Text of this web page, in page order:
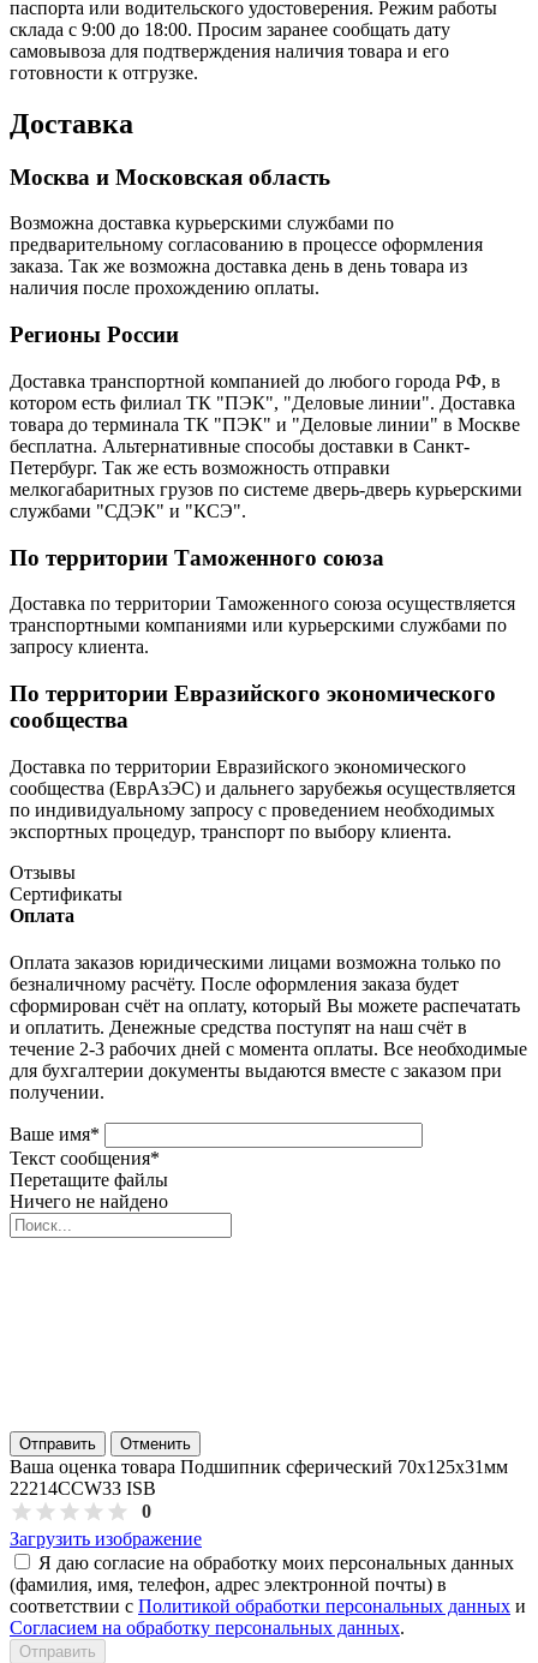
паспорта или водительского удостоверения. Режим работы
склада с 9:00 до 18:00. Просим заранее сообщать дату
самовывоза для подтверждения наличия товара и его
готовности к отгрузке.
Доставка
Москва и Московская область
Возможна доставка курьерскими службами по
предварительному согласованию в процессе оформления
заказа. Так же возможна доставка день в день товара из
наличия после прохождению оплаты.
Регионы России
Доставка транспортной компанией до любого города РФ, в
котором есть филиал ТК "ПЭК", "Деловые линии". Доставка
товара до терминала ТК "ПЭК" и "Деловые линии" в Москве
бесплатна. Альтернативные способы доставки в Санкт-
Петербург. Так же есть возможность отправки
мелкогабаритных грузов по системе дверь-дверь курьерскими
службами "СДЭК" и "КСЭ".
По территории Таможенного союза
Доставка по территории Таможенного союза осуществляется
транспортными компаниями или курьерскими службами по
запросу клиента.
По территории Евразийского экономического
сообщества
Доставка по территории Евразийского экономического
сообщества (ЕврАзЭС) и дальнего зарубежья осуществляется
по индивидуальному запросу с проведением необходимых
экспортных процедур, транспорт по выбору клиента.
Отзывы
Сертификаты
Оплата
Оплата заказов юридическими лицами возможна только по
безналичному расчёту. После оформления заказа будет
сформирован счёт на оплату, который Вы можете распечатать
и оплатить. Денежные средства поступят на наш счёт в
течение 2-3 рабочих дней с момента оплаты. Все необходимые
для бухгалтерии документы выдаются вместе с заказом при
получении.
Ваше имя*
Текст сообщения*
Перетащите файлы
Ничего не найдено
Отправить Отменить
Ваша оценка товара Подшипник сферический 70х125х31мм
22214CCW33 ISB
0
Загрузить изображение
Я даю согласие на обработку моих персональных данных
(фамилия, имя, телефон, адрес электронной почты) в
соответствии с Политикой обработки персональных данных и
Согласием на обработку персональных данных.